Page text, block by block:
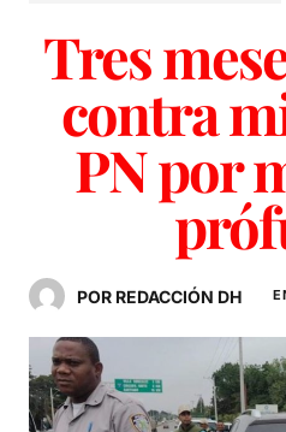
Tres
contra
PN por
POR REDACCIÓN DH